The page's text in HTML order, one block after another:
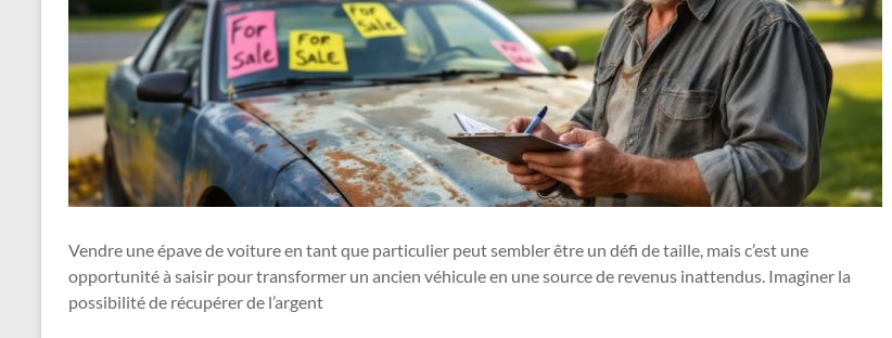
Vendre une épave de voiture en tant que particulier peut sembler être un défi de taille, mais c’est une
opportunité à saisir pour transformer un ancien véhicule en une source de revenus inattendus. Imaginer la
possibilité de récupérer de l’argent